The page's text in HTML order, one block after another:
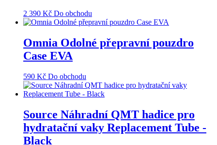
2 390 Kč Do obchodu
Omnia Odolné přepravní pouzdro
Case EVA
590 Kč Do obchodu
Source Náhradní QMT hadice pro
hydratační vaky Replacement Tube -
Black